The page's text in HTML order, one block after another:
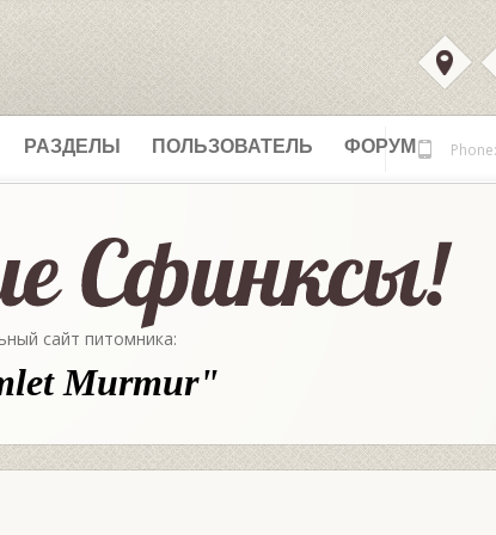
РАЗДЕЛЫ ПОЛЬЗОВАТЕЛЬ ФОРУМ
сайт питомника:
Murmur"